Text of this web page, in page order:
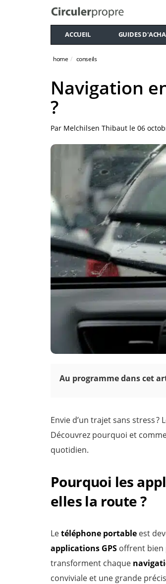
ACCUEIL GUIDES
home conseils
Navigation
?
Par Melchilsen Thibaut le 06
Au programme dans cet
Envie d’un trajet sans stress
Découvrez pourquoi et
quotidien.
Pourquoi les
elles la route ?
Letéléphone portable est
applications GPS offrent bien
transforment chaque
conviviale et une grande